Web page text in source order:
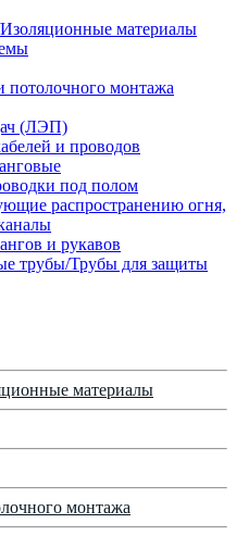
материалы
потолочного монтажа
(ЛЭП)
и проводов
под полом
распространению огня,
и рукавов
трубы/Трубы для защиты
материалы
монтажа